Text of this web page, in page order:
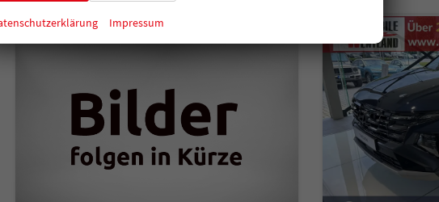
Impressum